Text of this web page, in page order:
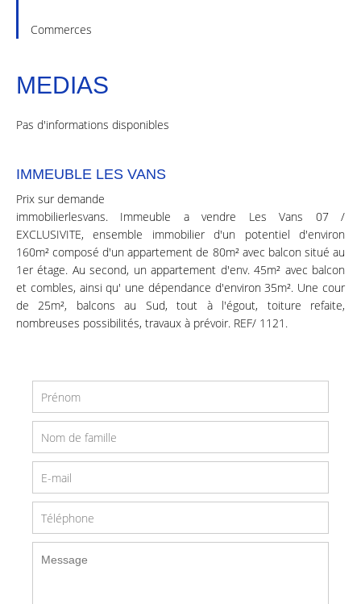
Commerces
MEDIAS
Pas d'informations disponibles
IMMEUBLE LES VANS
Prix sur demande
immobilierlesvans. Immeuble a vendre Les Vans 07 /
EXCLUSIVITE, ensemble immobilier d'un potentiel d'environ
160m² composé d'un appartement de 80m² avec balcon situé au
1er étage. Au second, un appartement d'env. 45m² avec balcon
et combles, ainsi qu' une dépendance d'environ 35m². Une cour
de 25m², balcons au Sud, tout à l'égout, toiture refaite,
nombreuses possibilités, travaux à prévoir. REF/ 1121.